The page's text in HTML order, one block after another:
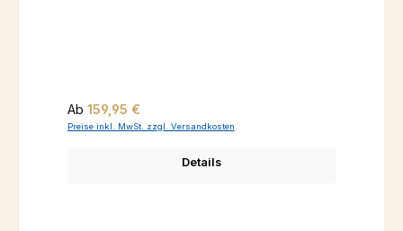
Regulärer Preis:
Ab 159,95 €
Preise inkl. MwSt. zzgl. Versandkosten
Details